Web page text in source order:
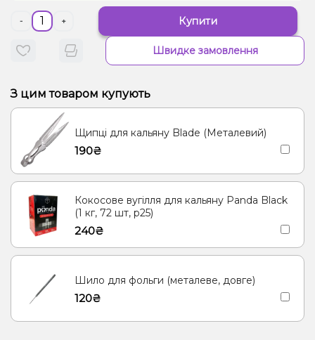
М'ята, Цитруси
- + Купити
Швидке замовлення
З цим товаром купують
Щипці для кальяну Blade (Металевий)
190₴
Кокосове вугілля для кальяну Panda Black
(1 кг, 72 шт, р25)
240₴
Шило для фольги (металеве, довге)
120₴